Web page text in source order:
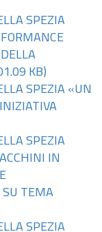
SPEZIA
KB)
SPEZIA «UN
SPEZIA
IN
SU TEMA
SPEZIA